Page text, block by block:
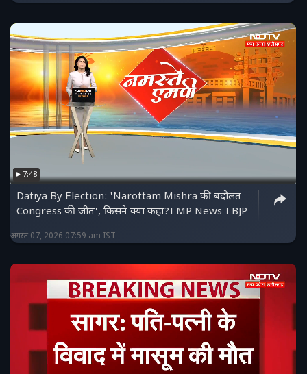
7:48
Datiya By Election: 'Narottam Mishra की बदौलत
Congress की जीत', किसने क्या कहा?। MP News । BJP
अगस्त 07, 2026 07:59 am IST